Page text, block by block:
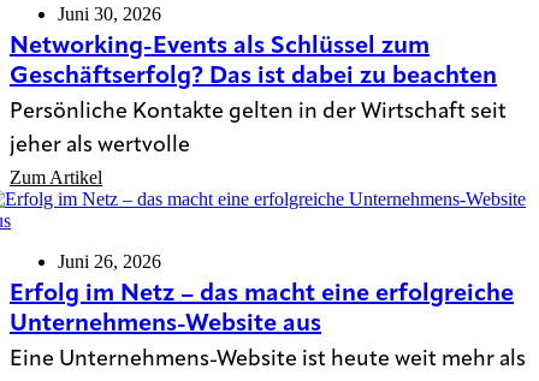
Juni 30, 2026
Networking-Events als Schlüssel zum
Geschäftserfolg? Das ist dabei zu beachten
Persönliche Kontakte gelten in der Wirtschaft seit
jeher als wertvolle
Zum Artikel
Juni 26, 2026
Erfolg im Netz – das macht eine erfolgreiche
Unternehmens-Website aus
Eine Unternehmens-Website ist heute weit mehr als